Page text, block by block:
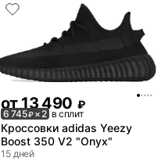
от13 490 ₽
6 745₽× 2 в сплит
Кроссовки adidas Yeezy
Boost 350 V2 "Onyx"
15 дней